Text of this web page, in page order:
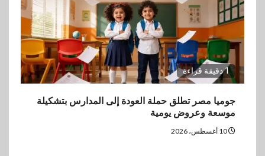
1 دقيقة قراءة
جوميا مصر تطلق حملة العودة إلى المدارس بتشكيلة
موسعة وعروض يومية